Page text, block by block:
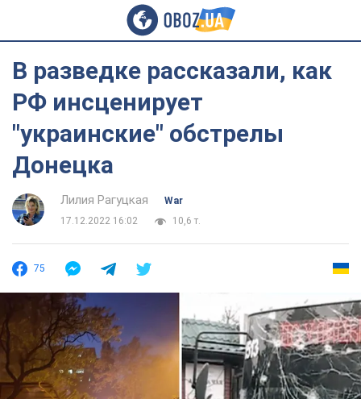
В разведке рассказали, как
РФ инсценирует
"украинские" обстрелы
Донецка
Лилия Рагуцкая
War
17.12.2022 16:02
10,6 т.
75